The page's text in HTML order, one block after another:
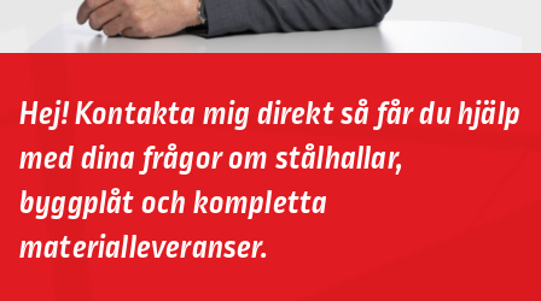
Hej! Kontakta mig direkt så får du hjälp
med dina frågor om stålhallar,
byggplåt och kompletta
materialleveranser.